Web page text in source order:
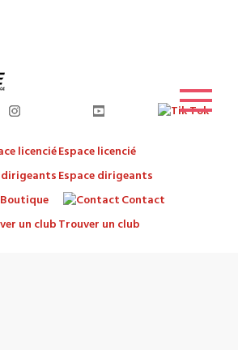
Espace licencié
Espace dirigeants
Boutique
Contact
Trouver un club